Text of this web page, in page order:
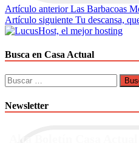
Navegación
de
Artículo anterior Las Barbacoas
Artículo siguiente Tu descansa,
Busca en Casa Actual
Buscar:
Newsletter